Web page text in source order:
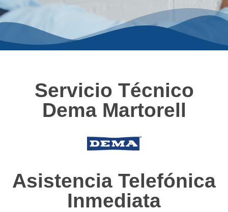
Servicio Técnico
Dema Martorell
Asistencia Telefónica
Inmediata